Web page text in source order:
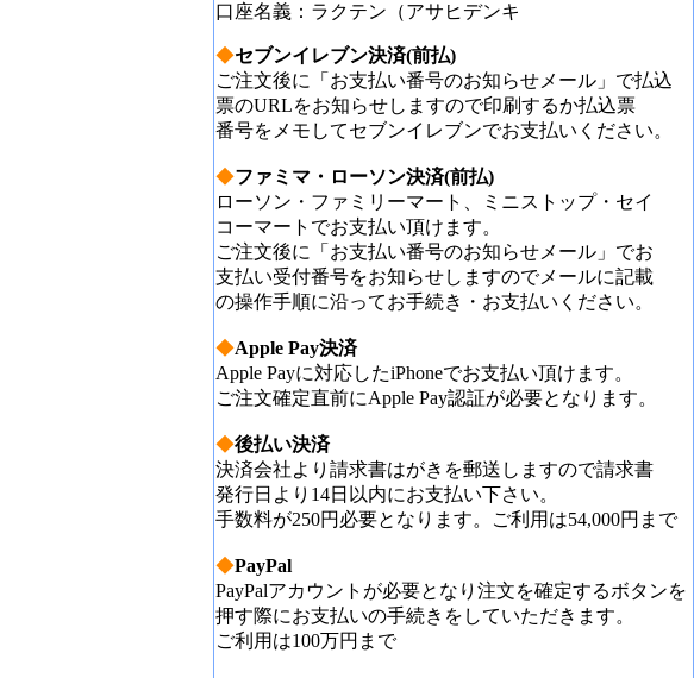
口座名義：ラクテン（アサヒデンキ
◆セブンイレブン決済(前払)
ご注文後に「お支払い番号のお知らせメール」で払込
票のURLをお知らせしますので印刷するか払込票
番号をメモしてセブンイレブンでお支払いください。
◆ファミマ・ローソン決済(前払)
ローソン・ファミリーマート、ミニストップ・セイ
コーマートでお支払い頂けます。
ご注文後に「お支払い番号のお知らせメール」でお
支払い受付番号をお知らせしますのでメールに記載
の操作手順に沿ってお手続き・お支払いください。
◆Apple Pay決済
Apple Payに対応したiPhoneでお支払い頂けます。
ご注文確定直前にApple Pay認証が必要となります。
◆後払い決済
決済会社より請求書はがきを郵送しますので請求書
発行日より14日以内にお支払い下さい。
手数料が250円必要となります。ご利用は54,000円まで
◆PayPal
PayPalアカウントが必要となり注文を確定するボタンを
押す際にお支払いの手続きをしていただきます。
ご利用は100万円まで